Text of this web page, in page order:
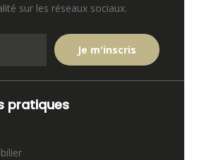
sur les réseaux sociaux.
pratiques